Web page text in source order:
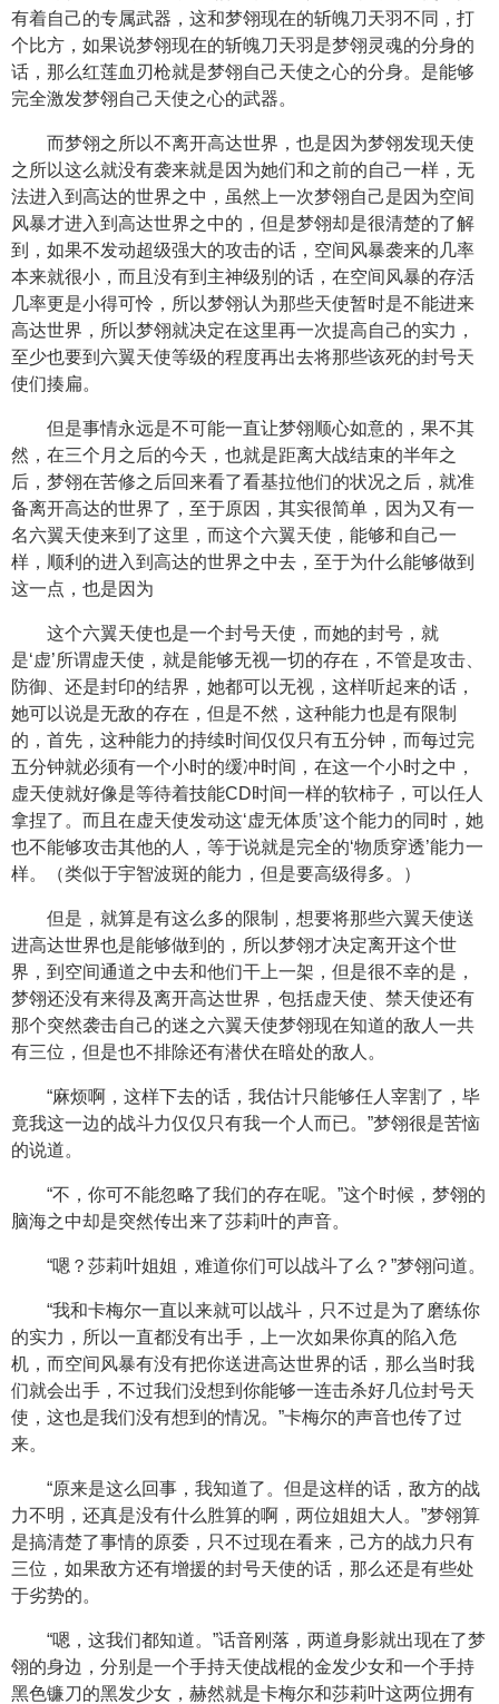
有着自己的专属武器，这和梦翎现在的斩魄刀天羽不同，打
个比方，如果说梦翎现在的斩魄刀天羽是梦翎灵魂的分身的
话，那么红莲血刃枪就是梦翎自己天使之心的分身。是能够
完全激发梦翎自己天使之心的武器。
而梦翎之所以不离开高达世界，也是因为梦翎发现天使
之所以这么就没有袭来就是因为她们和之前的自己一样，无
法进入到高达的世界之中，虽然上一次梦翎自己是因为空间
风暴才进入到高达世界之中的，但是梦翎却是很清楚的了解
到，如果不发动超级强大的攻击的话，空间风暴袭来的几率
本来就很小，而且没有到主神级别的话，在空间风暴的存活
几率更是小得可怜，所以梦翎认为那些天使暂时是不能进来
高达世界，所以梦翎就决定在这里再一次提高自己的实力，
至少也要到六翼天使等级的程度再出去将那些该死的封号天
使们揍扁。
但是事情永远是不可能一直让梦翎顺心如意的，果不其
然，在三个月之后的今天，也就是距离大战结束的半年之
后，梦翎在苦修之后回来看了看基拉他们的状况之后，就准
备离开高达的世界了，至于原因，其实很简单，因为又有一
名六翼天使来到了这里，而这个六翼天使，能够和自己一
样，顺利的进入到高达的世界之中去，至于为什么能够做到
这一点，也是因为
这个六翼天使也是一个封号天使，而她的封号，就
是‘虚’所谓虚天使，就是能够无视一切的存在，不管是攻击、
防御、还是封印的结界，她都可以无视，这样听起来的话，
她可以说是无敌的存在，但是不然，这种能力也是有限制
的，首先，这种能力的持续时间仅仅只有五分钟，而每过完
五分钟就必须有一个小时的缓冲时间，在这一个小时之中，
虚天使就好像是等待着技能CD时间一样的软柿子，可以任人
拿捏了。而且在虚天使发动这‘虚无体质’这个能力的同时，她
也不能够攻击其他的人，等于说就是完全的‘物质穿透’能力一
样。（类似于宇智波斑的能力，但是要高级得多。）
但是，就算是有这么多的限制，想要将那些六翼天使送
进高达世界也是能够做到的，所以梦翎才决定离开这个世
界，到空间通道之中去和他们干上一架，但是很不幸的是，
梦翎还没有来得及离开高达世界，包括虚天使、禁天使还有
那个突然袭击自己的迷之六翼天使梦翎现在知道的敌人一共
有三位，但是也不排除还有潜伏在暗处的敌人。
“麻烦啊，这样下去的话，我估计只能够任人宰割了，毕
竟我这一边的战斗力仅仅只有我一个人而已。”梦翎很是苦恼
的说道。
“不，你可不能忽略了我们的存在呢。”这个时候，梦翎的
脑海之中却是突然传出来了莎莉叶的声音。
“嗯？莎莉叶姐姐，难道你们可以战斗了么？”梦翎问道。
“我和卡梅尔一直以来就可以战斗，只不过是为了磨练你
的实力，所以一直都没有出手，上一次如果你真的陷入危
机，而空间风暴有没有把你送进高达世界的话，那么当时我
们就会出手，不过我们没想到你能够一连击杀好几位封号天
使，这也是我们没有想到的情况。”卡梅尔的声音也传了过
来。
“原来是这么回事，我知道了。但是这样的话，敌方的战
力不明，还真是没有什么胜算的啊，两位姐姐大人。”梦翎算
是搞清楚了事情的原委，只不过现在看来，己方的战力只有
三位，如果敌方还有增援的封号天使的话，那么还是有些处
于劣势的。
“嗯，这我们都知道。”话音刚落，两道身影就出现在了梦
翎的身边，分别是一个手持天使战棍的金发少女和一个手持
黑色镰刀的黑发少女，赫然就是卡梅尔和莎莉叶这两位拥有